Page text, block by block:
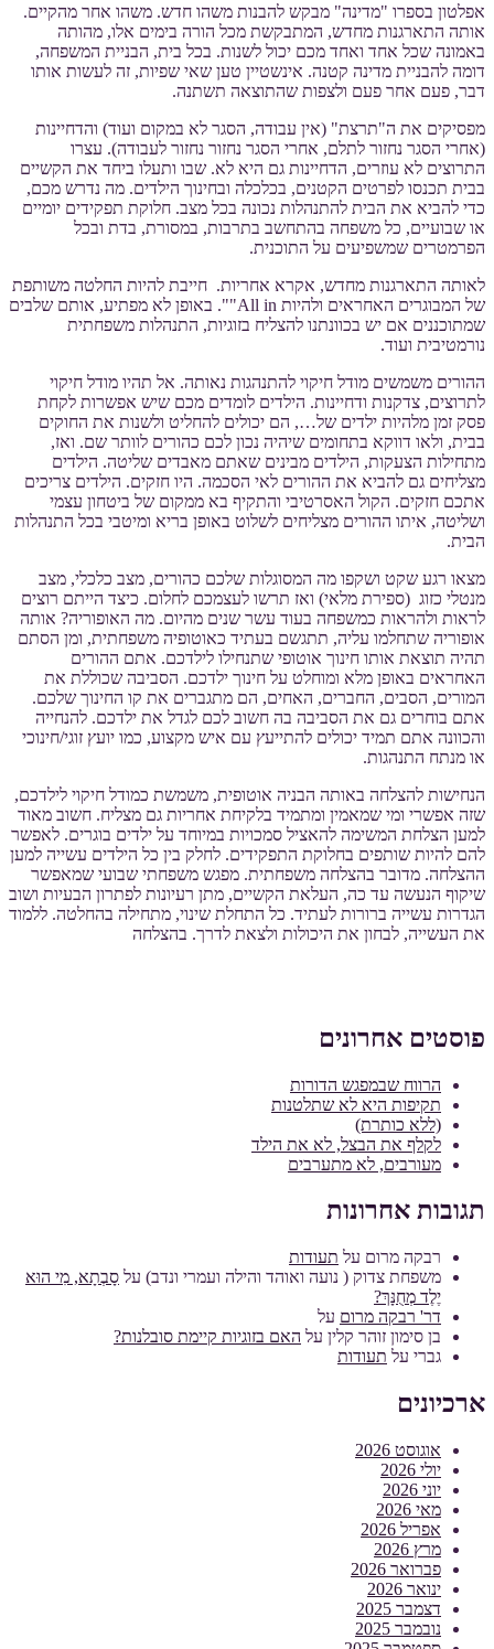
אפלטון בספרו "מדינה" מבקש להבנות משהו חדש. משהו אחר מהקיים.
אותה התארגנות מחדש, המתבקשת מכל הורה בימים אלו, מהותה
באמונה שכל אחד ואחד מכם יכול לשנות. בכל בית, הבניית המשפחה,
דומה להבניית מדינה קטנה. אינשטיין טען שאי שפיות, זה לעשות אותו
דבר, פעם אחר פעם ולצפות שהתוצאה תשתנה.
מפסיקים את ה"תרצת" (אין עבודה, הסגר לא במקום ועוד) והדחיינות
(אחרי הסגר נחזור לתלם, אחרי הסגר נחזור נחזור לעבודה). עצרו
התרוצים לא עוזרים, הדחיינות גם היא לא. שבו ותעלו ביחד את הקשיים
בבית תכנסו לפרטים הקטנים, בכלכלה ובחינוך הילדים. מה נדרש מכם,
כדי להביא את הבית להתנהלות נכונה בכל מצב. חלוקת תפקידים יומיים
או שבועיים, כל משפחה בהתחשב בתרבות, במסורת, בדת ובכל
הפרמטרים שמשפיעים על התוכנית.
לאותה התארגנות מחדש, אקרא אחריות. חייבת להיות החלטה משותפת
של המבוגרים האחראים ולהיות All in"". באופן לא מפתיע, אותם שלבים
שמתוכננים אם יש בכוונתנו להצליח בזוגיות, התנהלות משפחתית
נורמטיבית ועוד.
ההורים משמשים מודל חיקוי להתנהגות נאותה. אל תהיו מודל חיקוי
לתרוצים, צדקנות ודחיינות. הילדים לומדים מכם שיש אפשרות לקחת
פסק זמן מלהיות ילדים של…, הם יכולים להחליט ולשנות את החוקים
בבית, ולאו דווקא בתחומים שיהיה נכון לכם כהורים לוותר שם. ואז,
מתחילות הצעקות, הילדים מבינים שאתם מאבדים שליטה. הילדים
מצליחים גם להביא את ההורים לאי הסכמה. היו חזקים. הילדים צריכים
אתכם חזקים. הקול האסרטיבי והתקיף בא ממקום של ביטחון עצמי
ושליטה, איתו ההורים מצליחים לשלוט באופן בריא ומיטבי בכל התנהלות
הבית.
מצאו רגע שקט ושקפו מה המסוגלות שלכם כהורים, מצב כלכלי, מצב
מנטלי כזוג (ספירת מלאי) ואז תרשו לעצמכם לחלום. כיצד הייתם רוצים
לראות ולהראות כמשפחה בעוד עשר שנים מהיום. מה האופוריה? אותה
אופוריה שתחלמו עליה, תתגשם בעתיד כאוטופיה משפחתית, ומן הסתם
תהיה תוצאת אותו חינוך אוטופי שתנחילו לילדכם. אתם ההורים
האחראים באופן מלא ומוחלט על חינוך ילדכם. הסביבה שכוללת את
המורים, הסבים, החברים, האחים, הם מתגברים את קו החינוך שלכם.
אתם בוחרים גם את הסביבה בה חשוב לכם לגדל את ילדכם. להנחייה
והכוונה אתם תמיד יכולים להתייעץ עם איש מקצוע, כמו יועץ זוגי/חינוכי
או מנתח התנהגות.
הנחישות להצלחה באותה הבניה אוטופית, משמשת כמודל חיקוי לילדכם,
שזה אפשרי ומי שמאמין ומתמיד בלקיחת אחריות גם מצליח. חשוב מאוד
למען הצלחת המשימה להאציל סמכויות במיוחד על ילדים בוגרים. לאפשר
להם להיות שותפים בחלוקת התפקידים. לחלק בין כל הילדים עשייה למען
ההצלחה. מדובר בהצלחה משפחתית. מפגש משפחתי שבועי שמאפשר
שיקוף הנעשה עד כה, העלאת הקשיים, מתן רעיונות לפתרון הבעיות ושוב
הגדרות עשייה ברורות לעתיד. כל התחלת שינוי, מתחילה בהחלטה. ללמוד
את העשייה, לבחון את היכולות ולצאת לדרך. בהצלחה
פוסטים אחרונים
הרווח שבמפגש הדורות
תקיפות היא לא שתלטנות
(ללא כותרת)
לקלף את הבצל, לא את הילד
מעורבים, לא מתערבים
תגובות אחרונות
רבקה מרום על תעודות
משפחת צדוק ( נועה ואוהד והילה ועמרי ונדב) על סָבְתָא, מִי הוּא
יֶלֶד מְחֻנָּךְ?
דר' רבקה מרום על
בן סימון זוהר קלין על האם בזוגיות קיימת סובלנות?
גברי על תעודות
ארכיונים
אוגוסט 2026
יולי 2026
יוני 2026
מאי 2026
אפריל 2026
מרץ 2026
פברואר 2026
ינואר 2026
דצמבר 2025
נובמבר 2025